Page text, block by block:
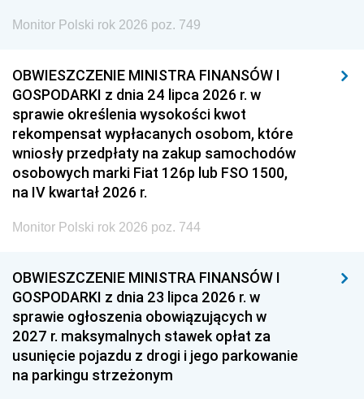
Monitor Polski rok 2026 poz. 749
OBWIESZCZENIE MINISTRA FINANSÓW I
GOSPODARKI z dnia 24 lipca 2026 r. w
sprawie określenia wysokości kwot
rekompensat wypłacanych osobom, które
wniosły przedpłaty na zakup samochodów
osobowych marki Fiat 126p lub FSO 1500,
na IV kwartał 2026 r.
Monitor Polski rok 2026 poz. 744
OBWIESZCZENIE MINISTRA FINANSÓW I
GOSPODARKI z dnia 23 lipca 2026 r. w
sprawie ogłoszenia obowiązujących w
2027 r. maksymalnych stawek opłat za
usunięcie pojazdu z drogi i jego parkowanie
na parkingu strzeżonym